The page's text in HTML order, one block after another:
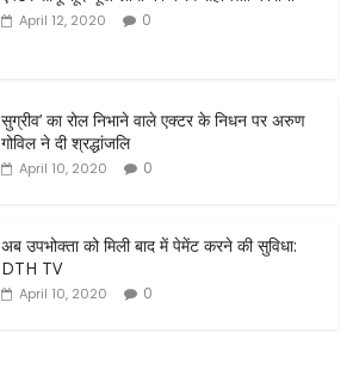
e
April 12, 2020 0
सुग्रीव’ का रोल निभाने वाले एक्टर के निधन पर अरुण
गोविल ने दी श्रद्धांजलि
April 10, 2020 0
अब उपभोक्ता को मिली बाद में पेमेंट करने की सुविधा:
DTH TV
April 10, 2020 0